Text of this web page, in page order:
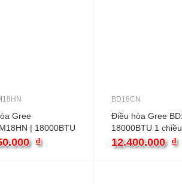
Gree
| 18000BTU
₫
BD18CN
Điều hòa Gree
18000BTU 1 chiều
12.400.000 ₫